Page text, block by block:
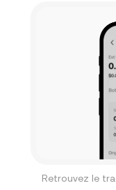
Retrouvez le